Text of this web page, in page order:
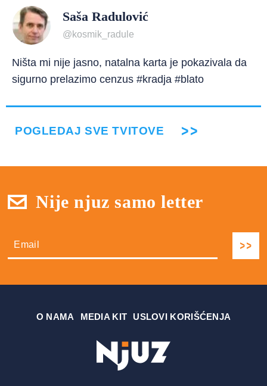
Saša Radulović
@kosmik_radule
Ništa mi nije jasno, natalna karta je pokazivala da
sigurno prelazimo cenzus #kradja #blato
POGLEDAJ SVE TVITOVE
Nije njuz samo letter
О NAMA MEDIA KIT USLOVI KORIŠĆENJA